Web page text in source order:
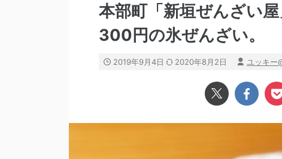
本部町「新垣ぜんざい
300円の氷ぜんざい。
2019年9月4日 2020年8月2日 ユッキー